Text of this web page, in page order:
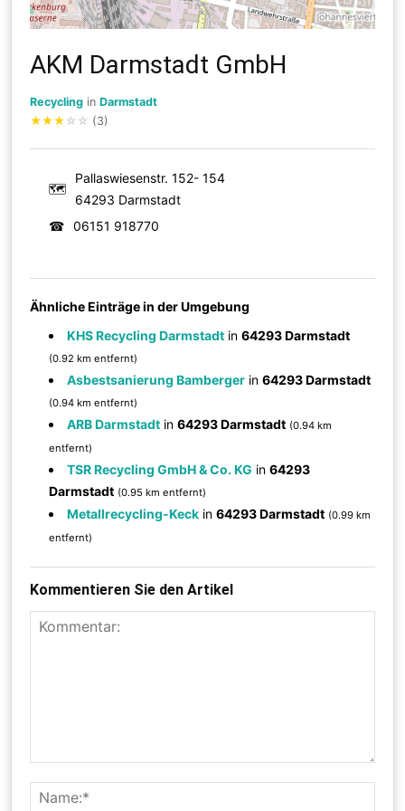
AKM Darmstadt GmbH
Recycling inDarmstadt
★★★ ☆ ☆ (3)
🗺
Pallaswiesenstr. 152- 154
64293 Darmstadt
☎
06151 918770
Ähnliche Einträge in der Umgebung
KHS Recycling Darmstadt in64293 Darmstadt
(0.92 km entfernt)
Asbestsanierung Bamberger in64293 Darmstadt
(0.94 km entfernt)
ARB Darmstadt in64293 Darmstadt (0.94 km
entfernt)
TSR Recycling GmbH & Co. KG in64293
Darmstadt (0.95 km entfernt)
Metallrecycling-Keck in64293 Darmstadt (0.99 km
entfernt)
Kommentieren Sie den Artikel